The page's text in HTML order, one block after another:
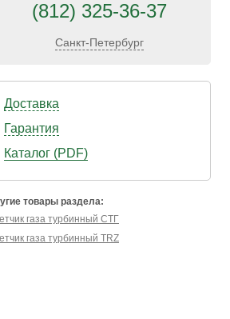
(812) 325-36-37
Санкт-Петербург
Доставка
Гарантия
Каталог (PDF)
товары раздела:
газа турбинный СТГ
газа турбинный TRZ